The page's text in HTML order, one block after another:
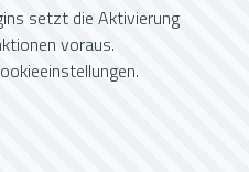
setzt die Aktivierung
voraus.
.